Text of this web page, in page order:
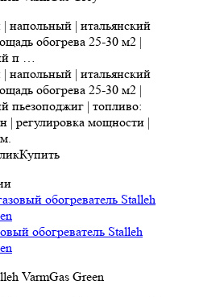
напольный | итальянский
обогрева 25-30 м2 |
п …
напольный | итальянский
обогрева 25-30 м2 |
пьезоподжиг | топливо:
| регулировка мощности |
Купить
обогреватель Stalleh
VarmGas Green